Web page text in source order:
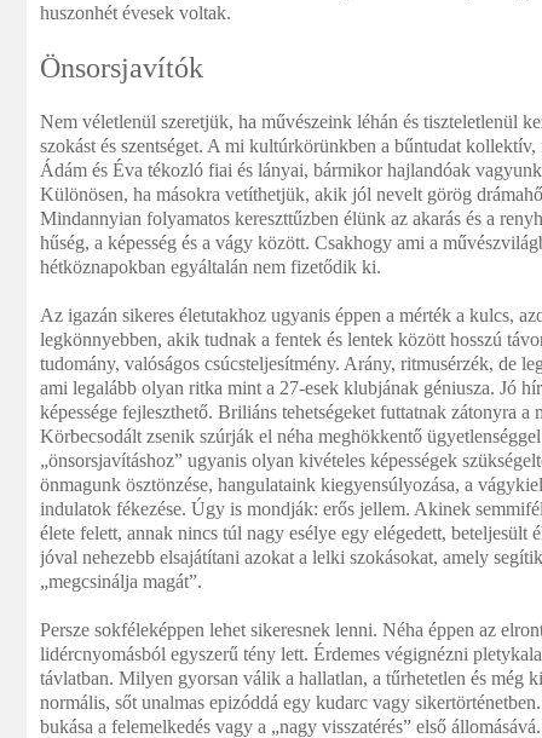
huszonhét évesek voltak.
Önsorsjavítók
Nem véletlenül szeretjük, ha művészeink léhán és tiszteletlenül
szokást és szentséget. A mi kultúrkörünkben a bűntudat
Ádám és Éva tékozló fiai és lányai, bármikor hajlandóak
Különösen, ha másokra vetíthetjük, akik jól nevelt görög
Mindannyian folyamatos kereszttűzben élünk az akarás és a
hűség, a képesség és a vágy között. Csakhogy ami a
hétköznapokban egyáltalán nem fizetődik ki.
Az igazán sikeres életutakhoz ugyanis éppen a mérték a kulcs,
legkönnyebben, akik tudnak a fentek és lentek között hosszú
tudomány, valóságos csúcsteljesítmény. Arány, ritmusérzék, de
ami legalább olyan ritka mint a 27-esek klubjának géniusza. Jó
képessége fejleszthető. Briliáns tehetségeket futtatnak zátonyra a
Körbecsodált zsenik szúrják el néha meghökkentő
„önsorsjavításhoz” ugyanis olyan kivételes képességek
önmagunk ösztönzése, hangulataink kiegyensúlyozása, a
indulatok fékezése. Úgy is mondják: erős jellem. Akinek
élete felett, annak nincs túl nagy esélye egy elégedett, beteljesült
jóval nehezebb elsajátítani azokat a lelki szokásokat, amely
„megcsinálja magát”.
Persze sokféleképpen lehet sikeresnek lenni. Néha éppen az
lidércnyomásból egyszerű tény lett. Érdemes végignézni
távlatban. Milyen gyorsan válik a hallatlan, a tűrhetetlen és még
normális, sőt unalmas epizóddá egy kudarc vagy
bukása a felemelkedés vagy a „nagy visszatérés” első